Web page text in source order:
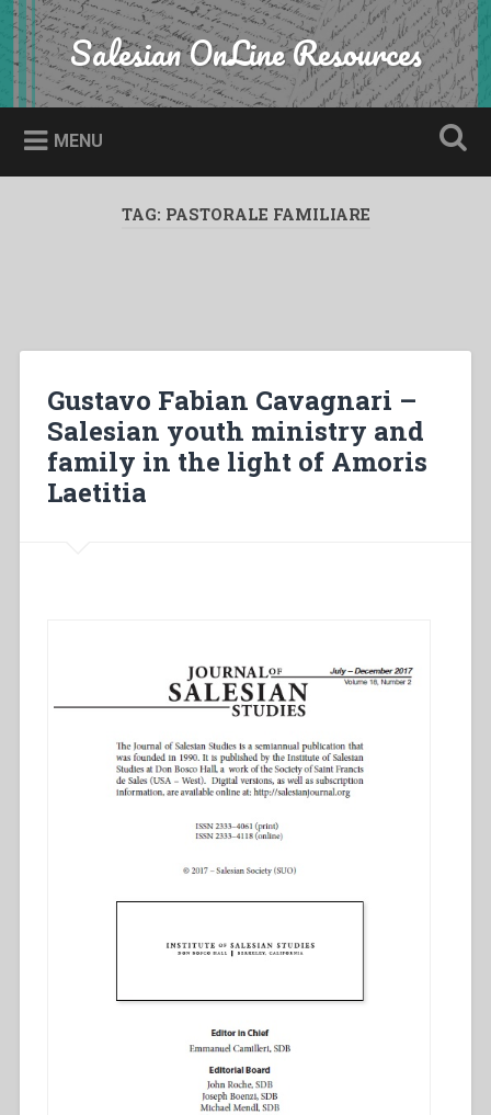
Skip
to
content
Search Salesian OnLine Resources
MENU
TAG: PASTORALE FAMILIARE
Gustavo Fabian Cavagnari –
Salesian youth ministry and
family in the light of Amoris
Laetitia